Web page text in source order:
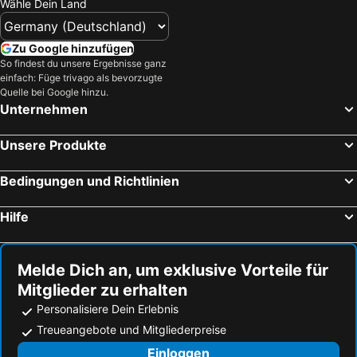
Kalamitsi, Strandhotels
Spathies, Strandhotels
Wähle Dein Land
Zu Google hinzufügen
So findest du unsere Ergebnisse ganz
einfach: Füge trivago als bevorzugte
Quelle bei Google hinzu.
Unternehmen
Unsere Produkte
Bedingungen und Richtlinien
Hilfe
Melde Dich an, um exklusive Vorteile für
Mitglieder zu erhalten
Personalisiere Dein Erlebnis
Treueangebote und Mitgliederpreise
Einloggen